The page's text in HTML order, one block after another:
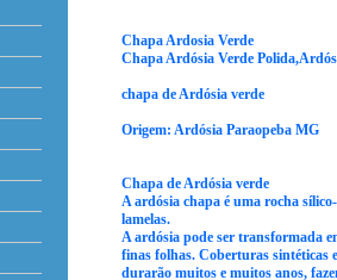
Chapa Ardosia Verde
Chapa Ardósia Verde
chapa de Ardósia verde
Origem: Ardósia Paraopeba MG
Chapa de Ardósia verde
A ardósia chapa é uma rocha
lamelas.
A ardósia pode ser transformada
finas folhas. Coberturas sintéticas
durarão muitos e muitos anos,